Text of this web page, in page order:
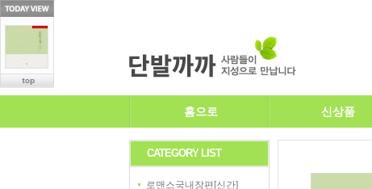
홈으로 신상품
CATEGORY LIST
로맨스국내장편[신간]